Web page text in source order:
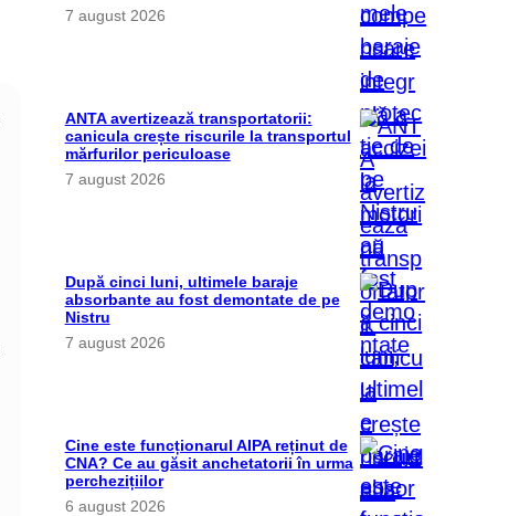
7 august 2026
ANTA avertizează transportatorii:
canicula crește riscurile la transportul
mărfurilor periculoase
7 august 2026
După cinci luni, ultimele baraje
absorbante au fost demontate de pe
Nistru
7 august 2026
Cine este funcționarul AIPA reținut de
CNA? Ce au găsit anchetatorii în urma
perchezițiilor
6 august 2026